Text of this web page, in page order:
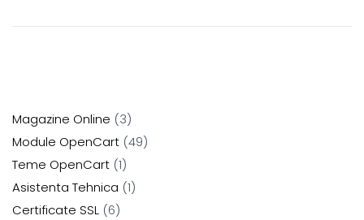
Magazine Online
3
Module OpenCart 49
Teme OpenCart 1
Asistenta Tehnica 1
Certificate SSL 6